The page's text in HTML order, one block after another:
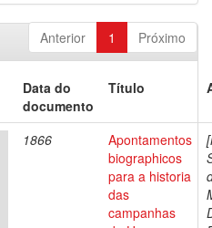
Anterior 1 Próximo
Data do
documento
Título
1866
Apontamentos
biographicos
para a historia
das
campanhas